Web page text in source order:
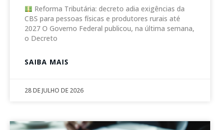
Reforma Tributária: decreto adia exigências da
CBS para pessoas físicas e produtores rurais até
2027 O Governo Federal publicou, na última semana,
o Decreto
SAIBA MAIS
28 DE JULHO DE 2026